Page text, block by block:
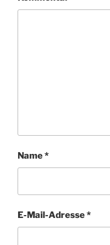
Name*
E-Mail-Adresse*